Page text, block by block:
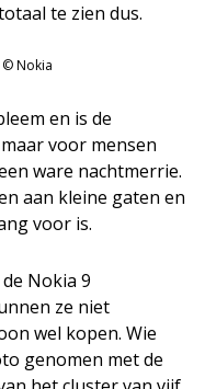
te zien dus.
© Nokia
en is de
voor mensen
ware nachtmerrie.
aan kleine gaten en
voor is.
Nokia 9
ze niet
wel kopen. Wie
genomen met de